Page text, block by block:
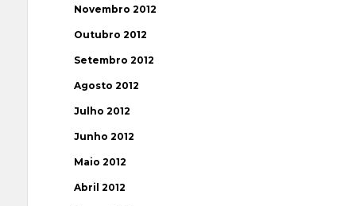
Novembro 2012
Outubro 2012
Setembro 2012
Agosto 2012
Julho 2012
Junho 2012
Maio 2012
Abril 2012